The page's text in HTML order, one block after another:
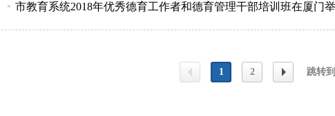
市教育系统2018年优秀德育工作者和德育管理干部培训班在厦门
1 2 跳转到